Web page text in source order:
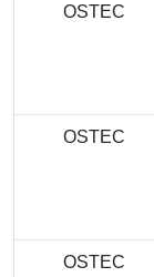
OSTEC
OSTEC
OSTEC